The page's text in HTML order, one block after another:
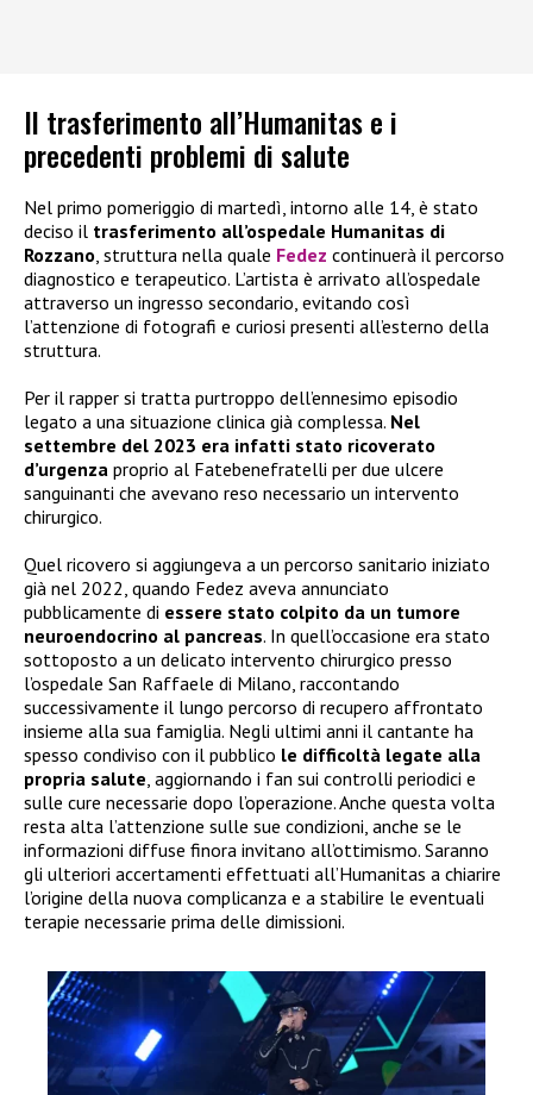
Il trasferimento all’Humanitas e i
precedenti problemi di salute
Nel primo pomeriggio di martedì, intorno alle 14, è stato
deciso il trasferimento all’ospedale Humanitas di
Rozzano, struttura nella quale Fedez continuerà il percorso
diagnostico e terapeutico. L’artista è arrivato all’ospedale
attraverso un ingresso secondario, evitando così
l’attenzione di fotografi e curiosi presenti all’esterno della
struttura.
Per il rapper si tratta purtroppo dell’ennesimo episodio
legato a una situazione clinica già complessa. Nel
settembre del 2023 era infatti stato ricoverato
d’urgenza proprio al Fatebenefratelli per due ulcere
sanguinanti che avevano reso necessario un intervento
chirurgico.
Quel ricovero si aggiungeva a un percorso sanitario iniziato
già nel 2022, quando Fedez aveva annunciato
pubblicamente di essere stato colpito da un tumore
neuroendocrino al pancreas. In quell’occasione era stato
sottoposto a un delicato intervento chirurgico presso
l’ospedale San Raffaele di Milano, raccontando
successivamente il lungo percorso di recupero affrontato
insieme alla sua famiglia. Negli ultimi anni il cantante ha
spesso condiviso con il pubblico le difficoltà legate alla
propria salute, aggiornando i fan sui controlli periodici e
sulle cure necessarie dopo l’operazione. Anche questa volta
resta alta l’attenzione sulle sue condizioni, anche se le
informazioni diffuse finora invitano all’ottimismo. Saranno
gli ulteriori accertamenti effettuati all’Humanitas a chiarire
l’origine della nuova complicanza e a stabilire le eventuali
terapie necessarie prima delle dimissioni.